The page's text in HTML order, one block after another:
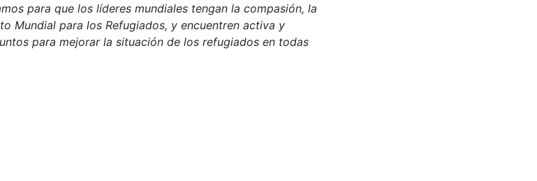
para que los líderes mundiales tengan la compasión, la
Mundial para los Refugiados, y encuentren activa y
para mejorar la situación de los refugiados en todas